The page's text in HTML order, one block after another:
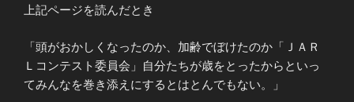
上記ページを読んだとき
「頭がおかしくなったのか、加齢でぼけたのか「ＪＡＲ
Ｌコンテスト委員会」自分たちが歳をとったからといっ
てみんなを巻き添えにするとはとんでもない。」